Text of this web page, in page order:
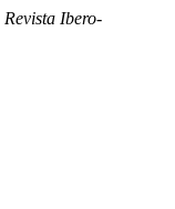
Revista Ibero-